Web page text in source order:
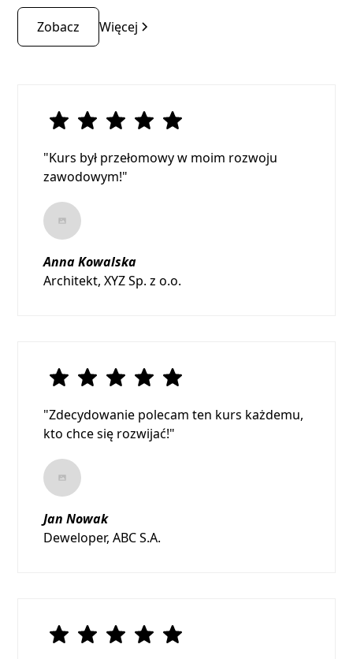
Zobacz Więcej
"Kurs był przełomowy w moim rozwoju
zawodowym!"
Anna Kowalska
Architekt, XYZ Sp. z o.o.
"Zdecydowanie polecam ten kurs każdemu,
kto chce się rozwijać!"
Jan Nowak
Deweloper, ABC S.A.